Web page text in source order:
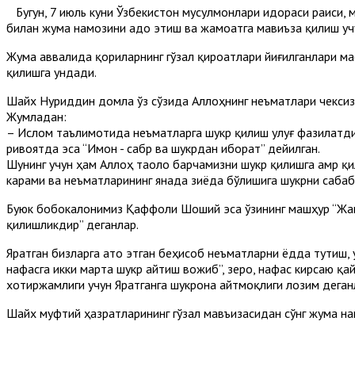
Бугун, 7 июль куни Ўзбекистон мусулмонлари идораси
билан жума намозини адо этиш ва жамоатга мавиъза қилиш
Жума аввалида қориларнинг гўзал қироатлари йиғилганлари
қилишга ундади.
Шайх Нуриддин домла ўз сўзида Аллоҳнинг неъматлари
Жумладан:
– Ислом таълимотида неъматларга шукр қилиш улуғ
ривоятда эса “Имон - сабр ва шукрдан иборат” дейилган.
Шунинг учун ҳам Аллоҳ таоло барчамизни шукр қилишга амр
карами ва неъматларининг янада зиёда бўлишига шукрни
Буюк бобокалонимиз Қаффоли Шоший эса ўзининг машҳур
қилишликдир” деганлар.
Яратган бизларга ато этган беҳисоб неъматларни ёдда
нафасга икки марта шукр айтиш вожиб”, зеро, нафас кирсаю
хотиржамлиги учун Яратганга шукрона айтмоқлиги лозим
Шайх муфтий ҳазратларининг гўзал мавъизасидан сўнг жума